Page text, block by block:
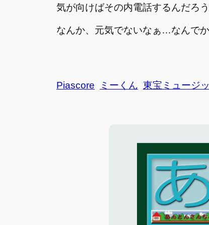
気が向けばその内電話するんだろう
なんか、元気でないなぁ…なんで
Piascore ミーくん 東宝ミュージ